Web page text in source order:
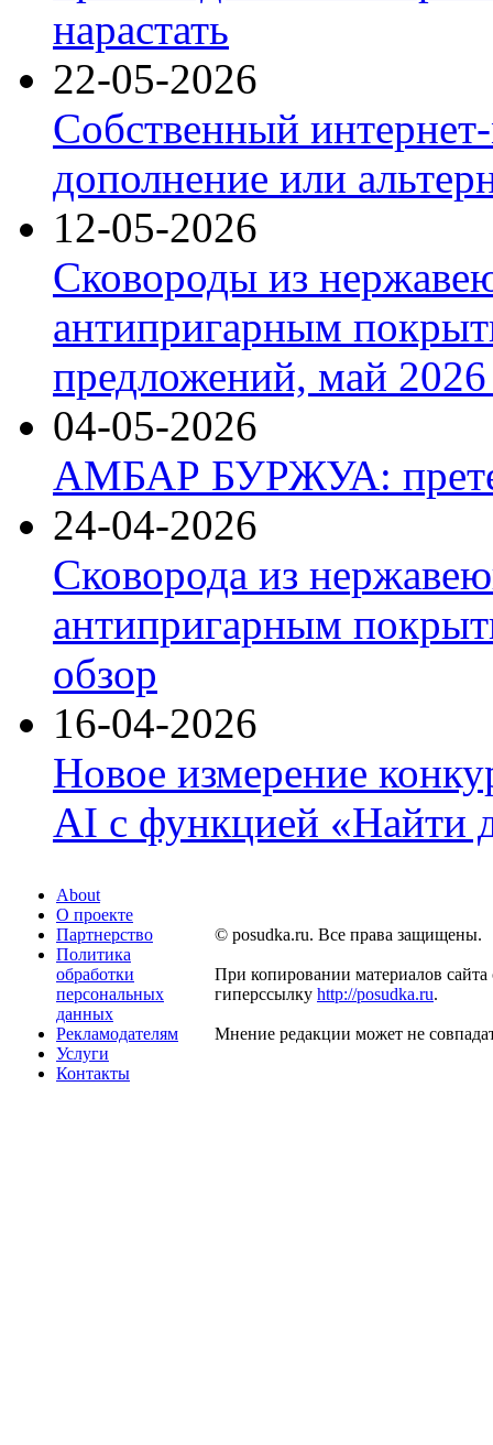
нарастать
22-05-2026
Собственный
дополнение или
12-05-2026
Сковороды из
антипригарным
предложений, май 2026
04-05-2026
АМБАР БУРЖУА:
24-04-2026
Сковорода из
антипригарным
обзор
16-04-2026
Новое измерение
AI с функцией «Найти
About
О проекте
Партнерство
Политика
обработки
персональных
данных
Рекламодателям
Услуги
Контакты
© posudka.ru. Все права защищены.
При копировании материалов сайта
гиперссылку http://posudka.ru.
Мнение редакции может не